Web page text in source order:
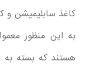
کاغذ سابلیمیشن و
به این منظور
هستند که بسته به